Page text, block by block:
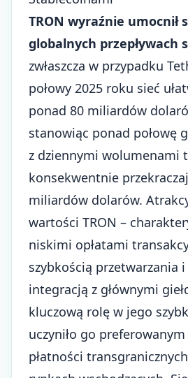
TRON wyraźnie umocnił
globalnych przepływach
zwłaszcza w przypadku
połowy 2025 roku sieć
ponad 80 miliardów
stanowiąc ponad połowę
z dziennymi wolumenami
konsekwentnie
miliardów dolarów.
wartości TRON –
niskimi opłatami
szybkością przetwarzania
integracją z głównymi
kluczową rolę w jego
uczyniło go preferowanym
płatności